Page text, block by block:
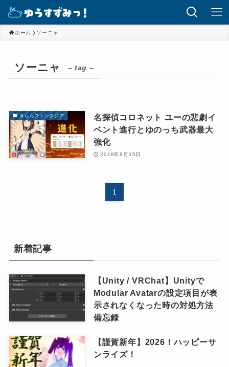
ホーム ソーニャ
ソーニャ – tag –
きららファンタジア
名探偵コロネット ユーの悲劇イ
ベント進行とゆのっち武器最大
強化
2018年9月15日
1
新着記事
【Unity / VRChat】Unityで
Modular Avatarの設定項目が表
示されなくなった時の対処方法
備忘録
【謹賀新年】2026！ハッピーサ
ンライズ！